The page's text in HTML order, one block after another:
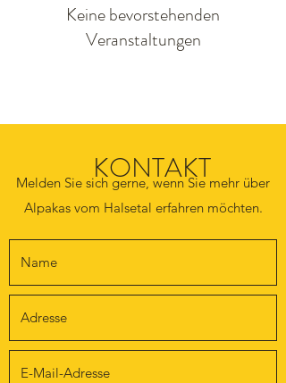
Keine bevorstehenden
Veranstaltungen
Melden Sie sich gerne, wenn Sie mehr über
Alpakas vom Halsetal erfahren möchten.
KONTAKT